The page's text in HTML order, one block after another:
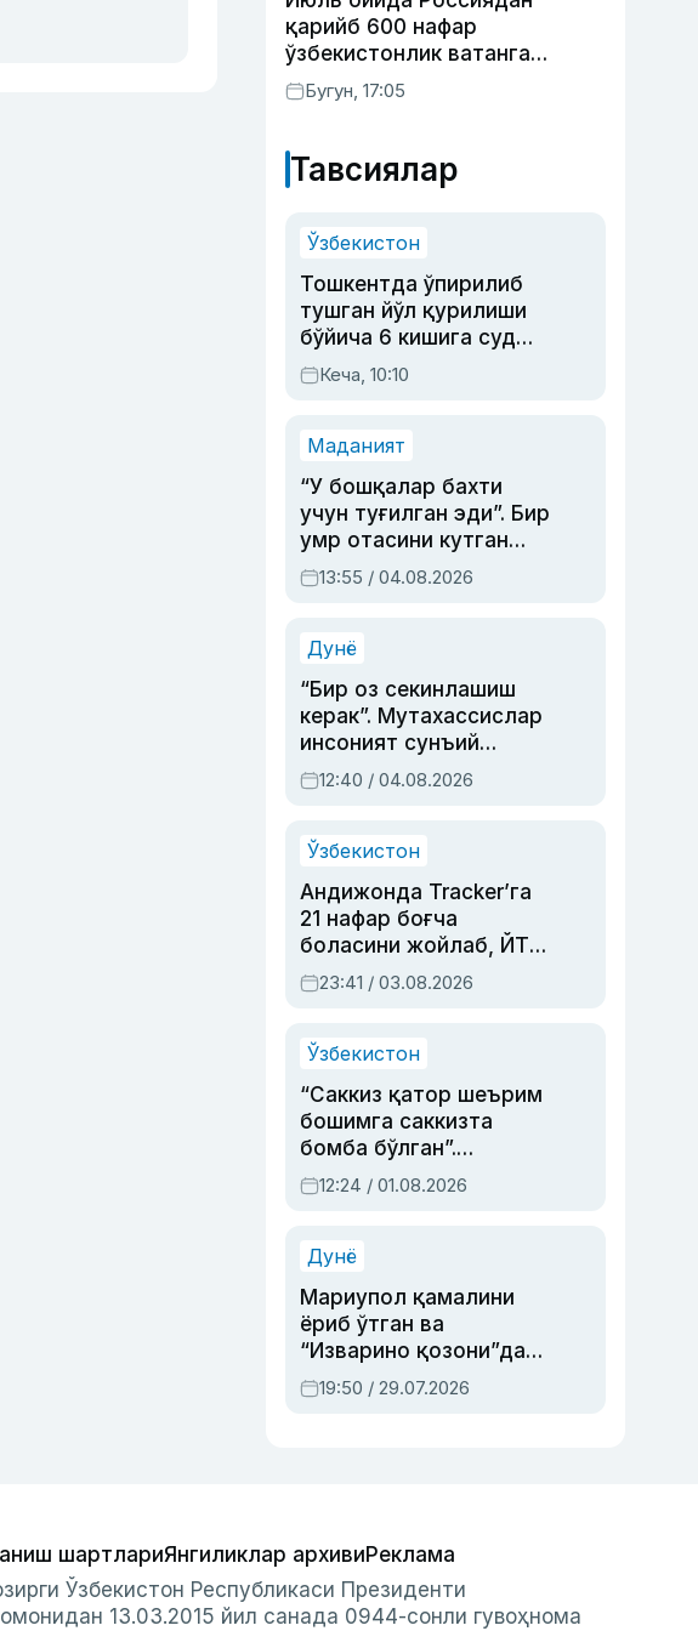
қарийб 600 нафар
ўзбекистонлик ватанга
қайтарилди
Бугун, 17:05
Тавсиялар
Ўзбекистон
Тошкентда ўпирилиб
тушган йўл қурилиши
бўйича 6 кишига суд
ҳукми ўқилди
Кеча, 10:10
Маданият
“У бошқалар бахти
учун туғилган эди”. Бир
умр отасини кутган
актриса ва дубльяж
устаси Римма
синовларга тўла ҳаёти
13:55 / 04.08.2026
Дунё
“Бир оз секинлашиш
керак”. Мутахассислар
инсоният сунъий
интеллектни бошқара
олмай қолишидан
12:40 / 04.08.2026
Ўзбекистон
Андижонда Tracker’га
21 нафар боғча
боласини жойлаб, ЙТҲ
содир этган аёлга суд
ҳукми ўқилди
23:41 / 03.08.2026
Ўзбекистон
“Саккиз қатор шеърим
бошимга саккизта
бомба бўлган”.
Абдулла Ориповни
сиёсий айбловлардан
12:24 / 01.08.2026
Дунё
Мариупол қамалини
ёриб ўтган ва
“Изварино қозони”дан
чиққан қаҳрамон —
Украина армияси бош
19:50 / 29.07.2026
шартлариЯнгиликлар архивиРеклама
Ўзбекистон Республикаси Президенти
13.03.2015 йил санада 0944-сонли гувоҳнома